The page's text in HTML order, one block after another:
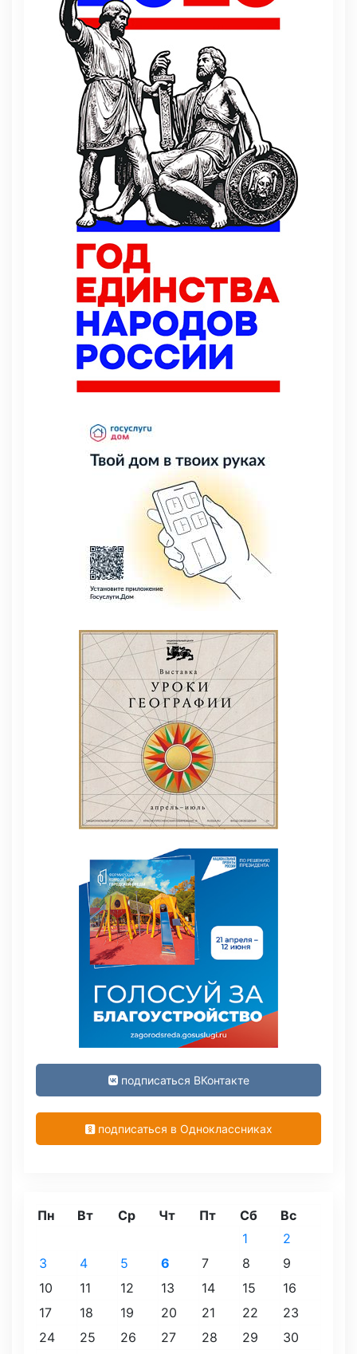
подписаться ВКонтакте
подписаться в Одноклассниках
Пн Вт Ср Чт Пт Сб
Вс
1
2
3
4 5 6 7 8
9
10
11 12 13 14 15
16
17
18 19 20 21 22
23
24
25 26 27 28 29
30